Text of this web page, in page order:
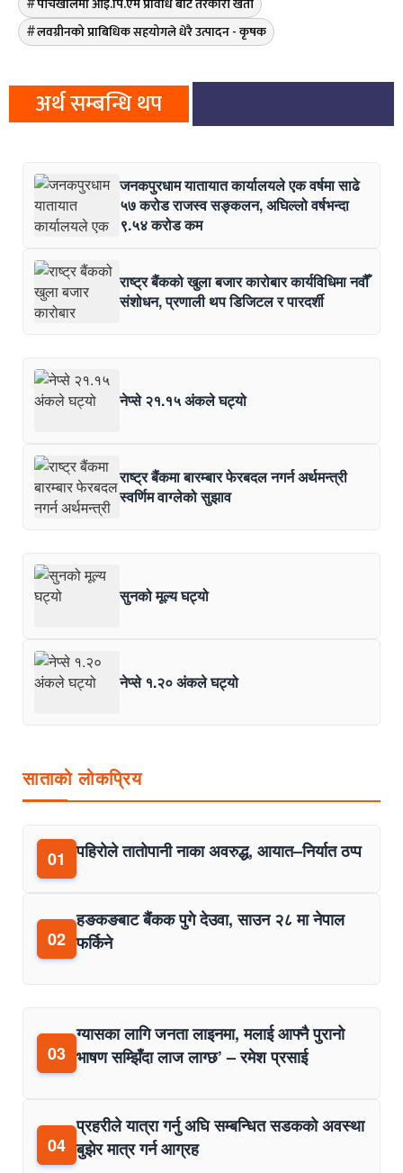
लवग्रीनको प्राबिधिक सहयोगले धेरै उत्पादन - कृषक
अर्थ सम्बन्धि थप
जनकपुरधाम यातायात कार्यालयले एक वर्षमा साढे
५७ करोड राजस्व सङ्कलन, अघिल्लो वर्षभन्दा
९.५४ करोड कम
राष्ट्र बैंकको खुला बजार कारोबार कार्यविधिमा नवौँ
संशोधन, प्रणाली थप डिजिटल र पारदर्शी
नेप्से २१.१५ अंकले घट्यो
राष्ट्र बैंकमा बारम्बार फेरबदल नगर्न अर्थमन्त्री
स्वर्णिम वाग्लेको सुझाव
सुनको मूल्य घट्यो
नेप्से १.२० अंकले घट्यो
साताको लोकप्रिय
01 पहिरोले तातोपानी नाका अवरुद्ध, आयात–निर्यात ठप्प
02
हङकङबाट बैंकक पुगे देउवा, साउन २८ मा नेपाल
फर्किने
03
ग्यासका लागि जनता लाइनमा, मलाई आफ्नै पुरानो
भाषण सम्झिँदा लाज लाग्छ’ – रमेश प्रसाई
04
प्रहरीले यात्रा गर्नु अघि सम्बन्धित सडकको अवस्था
बुझेर मात्र गर्न आग्रह